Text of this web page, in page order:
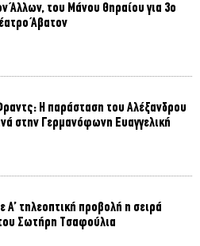
Άλλων, του Μάνου Θηραίου για 3ο
Άβατον
Η παράσταση του Αλέξανδρου
στην Γερμανόφωνη Ευαγγελική
Α’ τηλεοπτική προβολή η σειρά
Σωτήρη Τσαφούλια